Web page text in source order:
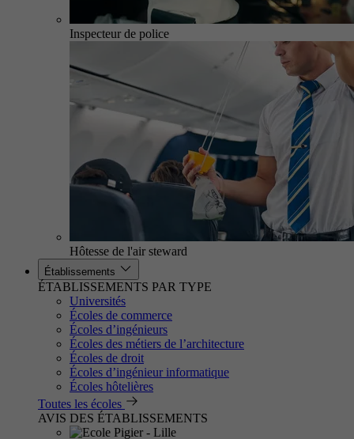
Inspecteur de police
Hôtesse de l'air steward
Établissements
ÉTABLISSEMENTS PAR TYPE
Universités
Écoles de commerce
Écoles d’ingénieurs
Écoles des métiers de l’architecture
Écoles de droit
Écoles d’ingénieur informatique
Écoles hôtelières
Toutes les écoles
AVIS DES ÉTABLISSEMENTS